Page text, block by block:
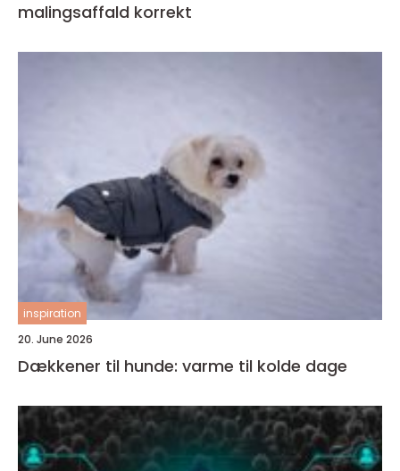
malingsaffald korrekt
inspiration
20. June 2026
Dækkener til hunde: varme til kolde dage